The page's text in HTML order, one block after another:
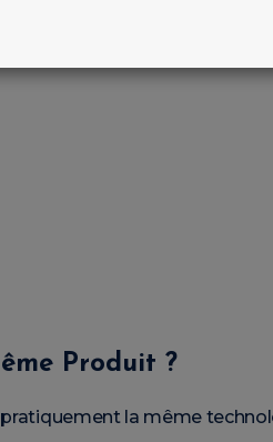
Produit ?
la même